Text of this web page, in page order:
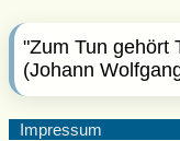
"Zum Tun gehört
(Johann
Impressum